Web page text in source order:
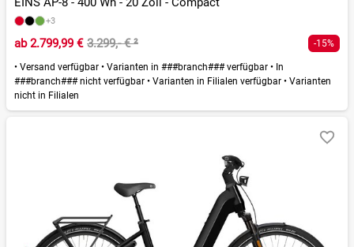
+3
ab2.799,99 € 3.299,- €² -15%
• Versand verfügbar • Varianten in ###branch### verfügbar • In
###branch### nicht verfügbar • Varianten in Filialen verfügbar • Varianten
nicht in Filialen